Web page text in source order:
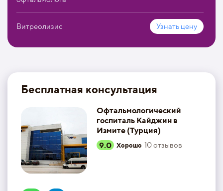
Витреолизис Узнать цену
Бесплатная консультация
Офтальмологический
госпиталь Кайджин в
Измите (Турция)
9.0
Хорошо 10отзывов